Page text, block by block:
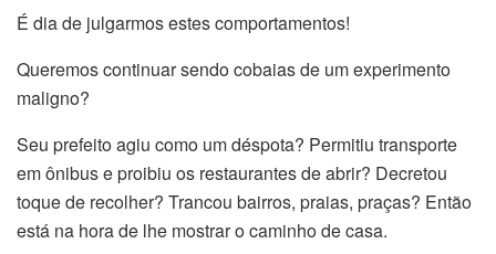
É dia de julgarmos estes comportamentos!
Queremos continuar sendo cobaias de um experimento
maligno?
Seu prefeito agiu como um déspota? Permitiu transporte
em ônibus e proibiu os restaurantes de abrir? Decretou
toque de recolher? Trancou bairros, praias, praças? Então
está na hora de lhe mostrar o caminho de casa.